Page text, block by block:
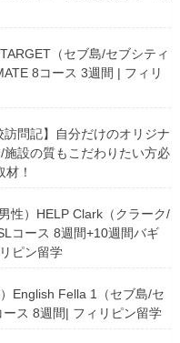
（セブ島/セブシティ
8コース 3週間 | フィリ
訪問記】自分だけのオリジナ
施設の質もこだわりたい方必
！
性）HELP Clark（クラーク/
コース 8週間+10週間バギ
ピン留学
English Fella 1（セブ島/セ
ス 8週間| フィリピン留学